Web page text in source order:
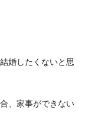
婚したくないと思
、家事ができない